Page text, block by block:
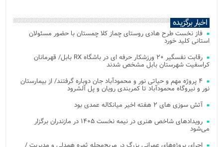
اخبار برگزیده
فاز نخست طرح هادی روستای چماز کلا چمستان با حضور مسئولان
استانی کلید خورد
رقابت نفسگیر ۲۰ ورزشکار حرفه ای در باشگاه RX بابل/ قهرمانان
کراسفیت شهرستان بابل مشخص شدند
۴ پروژه مهم و حیاتی نور و محمودآباد جان دوباره گرفتند/ از بیمارستان
نور و نیروگاه محمودآباد تا کمربندی رویان و پل آلشرود
آتش‌ سوزی‌ های ۲ هفته اخیر میانکاله عمدی بود
رویدادهای شاخص هنری در نیمه نخست ۱۴۰۵ در مازندران برگزار
می‌شود